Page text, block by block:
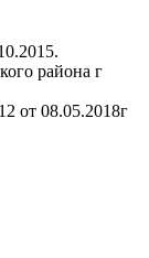
района г
от 08.05.2018г